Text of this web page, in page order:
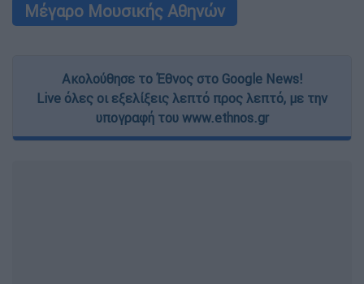
Μέγαρο Μουσικής Αθηνών
Ακολούθησε το Έθνος στο Google News!
Live όλες οι εξελίξεις λεπτό προς λεπτό, με την
υπογραφή του www.ethnos.gr